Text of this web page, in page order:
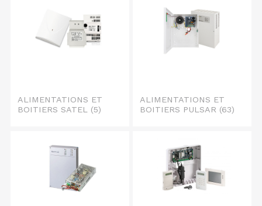
ALIMENTATIONS ET
BOITIERS SATEL (5)
ALIMENTATIONS ET
BOITIERS PULSAR (63)